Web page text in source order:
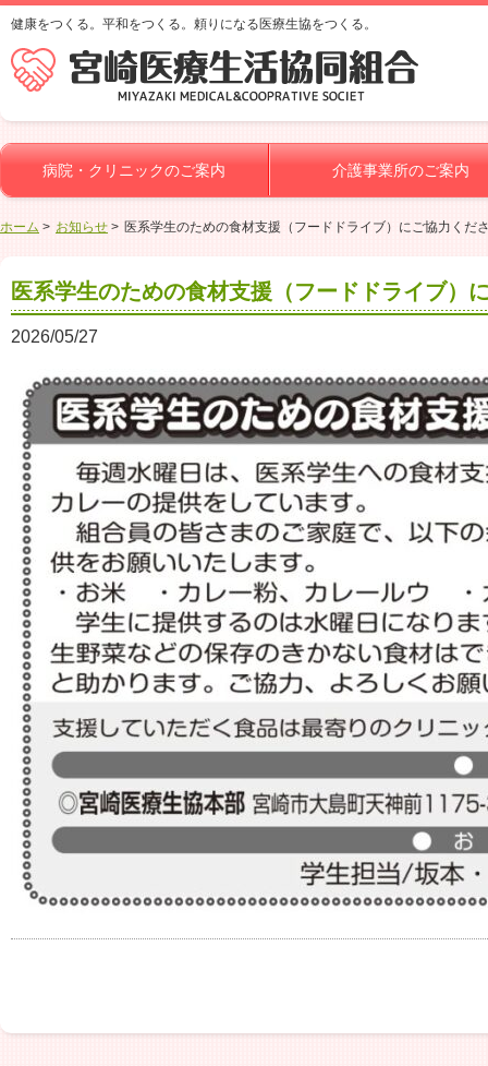
健康をつくる。平和をつくる。頼りになる医療生協をつくる。
病院・クリニックのご案内 介護事業所のご案内
ホーム お知らせ 医系学生のための食材支援（フードドライブ）にご協力くだ
医系学生のための食材支援（フードドライブ）
2026/05/27